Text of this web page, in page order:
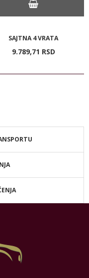
SAJTNA 4 VRATA
9.789,71 RSD